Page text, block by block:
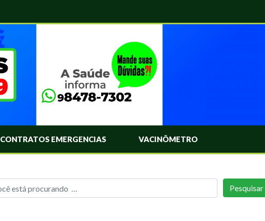
CONTRATOS EMERGENCIAS VACINÔMETRO